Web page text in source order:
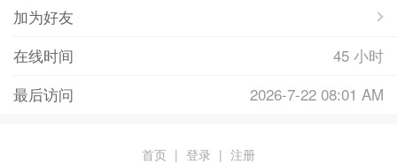
加为好友
在线时间
45 小时
最后访问
2026-7-22 08:01 AM
首页 | 登录 | 注册